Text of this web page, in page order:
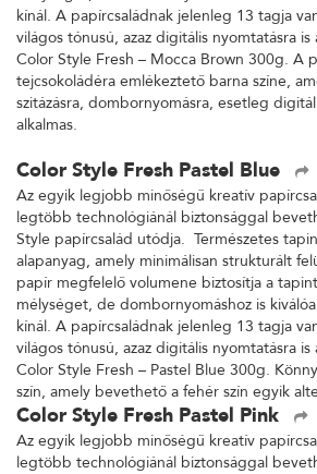
kínál. A papírcsaládnak jelenleg 13 tagja
világos tónusú, azaz digitális nyomtatásra is
Color Style Fresh – Mocca Brown 300g. A
tejcsokoládéra emlékeztető barna színe,
szitázásra, dombornyomásra, esetleg
alkalmas.
Color Style Fresh Pastel Blue
Az egyik legjobb minőségű kreatív
legtöbb technológiánál biztonsággal
Style papírcsalád utódja. Természetes
alapanyag, amely minimálisan strukturált
papír megfelelő volumene biztosítja a
mélységet, de dombornyomáshoz is
kínál. A papírcsaládnak jelenleg 13 tagja
világos tónusú, azaz digitális nyomtatásra is
Color Style Fresh – Pastel Blue 300g.
szín, amely bevethető a fehér szín egyik
Color Style Fresh Pastel Pink
Az egyik legjobb minőségű kreatív
legtöbb technológiánál biztonsággal